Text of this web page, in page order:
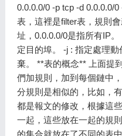
0.0.0.0/0 -p tcp -d 0.0.0.0/
表，這裡是filter表，規則
址，0.0.0.0/0是指所有IP
定目的埠。 -j : 指定處理
棄。 **表的概念** 上面提
們加規則，加到每個鏈中
分規則是相似的，比如，
都是報文的修改，根據這
一起，這些放在一起的規
的集合就放在了不同的表